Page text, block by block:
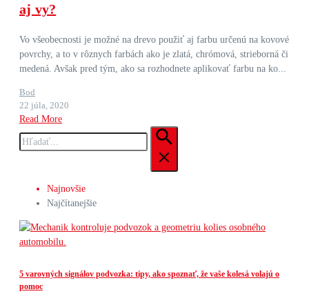
aj vy?
Vo všeobecnosti je možné na drevo použiť aj farbu určenú na kovové
povrchy, a to v rôznych farbách ako je zlatá, chrómová, strieborná či
medená. Avšak pred tým, ako sa rozhodnete aplikovať farbu na ko...
Bod
22 júla, 2020
Read More
Hľadať:
Najnovšie
Najčítanejšie
5 varovných signálov podvozka: tipy, ako spoznať, že vaše kolesá volajú o
pomoc